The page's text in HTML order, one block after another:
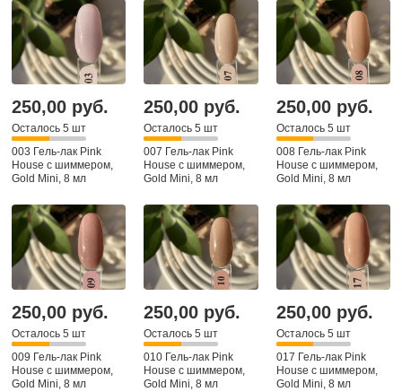
250,00 руб.
Осталось 5 шт
003 Гель-лак Pink
House с шиммером,
Gold Mini, 8 мл
250,00 руб.
Осталось 5 шт
007 Гель-лак Pink
House с шиммером,
Gold Mini, 8 мл
250,00 руб.
Осталось 5 шт
008 Гель-лак Pink
House с шиммером,
Gold Mini, 8 мл
250,00 руб.
Осталось 5 шт
009 Гель-лак Pink
House с шиммером,
Gold Mini, 8 мл
250,00 руб.
Осталось 5 шт
010 Гель-лак Pink
House с шиммером,
Gold Mini, 8 мл
250,00 руб.
Осталось 5 шт
017 Гель-лак Pink
House с шиммером,
Gold Mini, 8 мл